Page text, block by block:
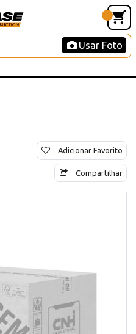
Usar Foto
Adicionar Favorito
Compartilhar